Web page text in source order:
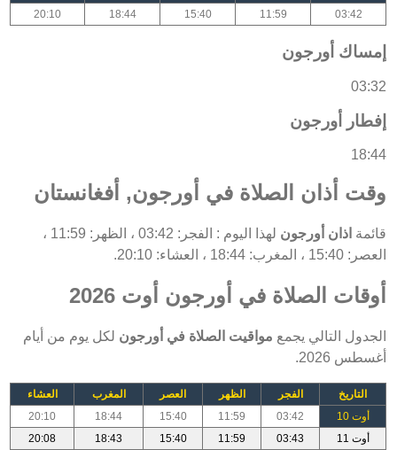
03:42
11:59
15:40
18:44
20:10
إمساك أورجون
03:32
إفطار أورجون
18:44
وقت أذان الصلاة في أورجون, أفغانستان
قائمة اذان أورجون
لهذا اليوم : الفجر: 03:42 ، الظهر: 11:59 ،
العصر: 15:40 ، المغرب: 18:44 ، العشاء: 20:10.
أوقات الصلاة في أورجون أوت 2026
الجدول التالي يجمع مواقيت الصلاة في أورجون لكل يوم من أيام
أغسطس 2026.
التاريخ الفجر الظهر العصر المغرب
العشاء
أوت 10
03:42
11:59
15:40
18:44
20:10
أوت 11
03:43
11:59
15:40
18:43
20:08